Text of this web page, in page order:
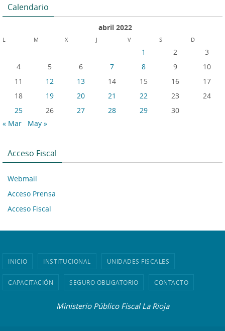
Calendario
abril 2022
L M X J V S D
1 2
3
4
5 6 7 8 9
10
11
12 13 14 15 16
17
18
19 20 21 22 23
24
25
26 27 28 29
30
« Mar
May »
Acceso Fiscal
Webmail
Acceso Prensa
Acceso Fiscal
INICIO INSTITUCIONAL UNIDADES FISCALES
CAPACITACIÓN SEGURO OBLIGATORIO CONTACTO
Ministerio Público Fiscal La Rioja